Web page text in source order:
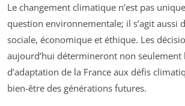
Le changement climatique n’est pas
question environnementale; il s’agit aussi
sociale, économique et éthique. Les
aujourd’hui détermineront non seulement
d’adaptation de la France aux défis
bien-être des générations futures.